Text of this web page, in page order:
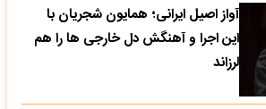
آواز اصیل ایرانی؛ همایون شجریان با
این اجرا و آهنگش دل خارجی ها را هم
لرزاند